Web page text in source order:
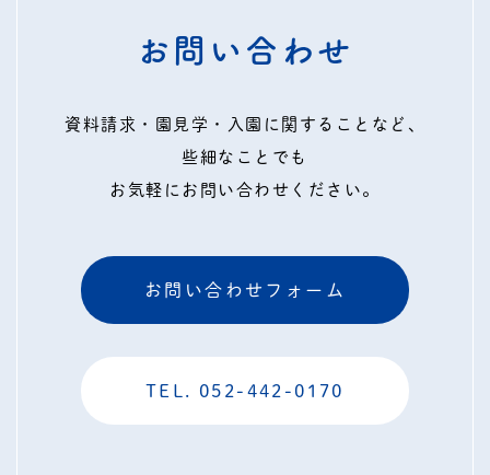
お問い合わせ
資料請求・園見学・入園に関することなど、
些細なことでも
お気軽にお問い合わせください。
お問い合わせフォーム
TEL. 052-442-0170